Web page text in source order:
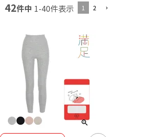
42件中 1-40件表示 1 2